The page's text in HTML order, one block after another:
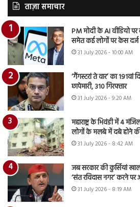
ताज़ा समाचार
PM मोदी के AI वीडियो
समेत कई लोगों पर केस दर्ज
31 July 2026 - 10:00 AM
‘गैंगस्टरां ते वार’ का 191वां
छापेमारी, 310 गिरफ्तार
31 July 2026 - 9:20 AM
महाराष्ट्र के भिवंडी में 4
लोगों के मलबे में दबे होने
31 July 2026 - 8:42 AM
जब सरकार की कुर्सियां
‘संत रविदास नगर’ करने
31 July 2026 - 8:19 AM